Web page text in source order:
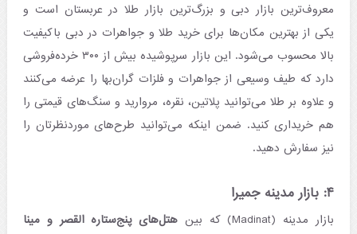
معروف‌ترین بازار دبی و بزرگ‌ترین بازار طلا در عربستان است و
یکی از بهترین مکان‌ها برای خرید طلا و جواهرات در دبی باکیفیت
بالا محسوب می‌شود. این بازار سرپوشیده بیش از ۳۰۰ خرده‌فروشی
دارد که طیف وسیعی از جواهرات و فلزات گران‌بها را عرضه می‌کنند
و علاوه بر طلا می‌توانید پلاتین، نقره، مروارید و سنگ‌های قیمتی را
هم خریداری کنید. ضمن اینکه می‌توانید طرح‌های موردنظرتان را
نیز سفارش دهید.
۴: بازار مدینه جمیرا
بازار مدینه (Madinat) که بین
هتل‌های پنج‌ستاره القصر و مینا